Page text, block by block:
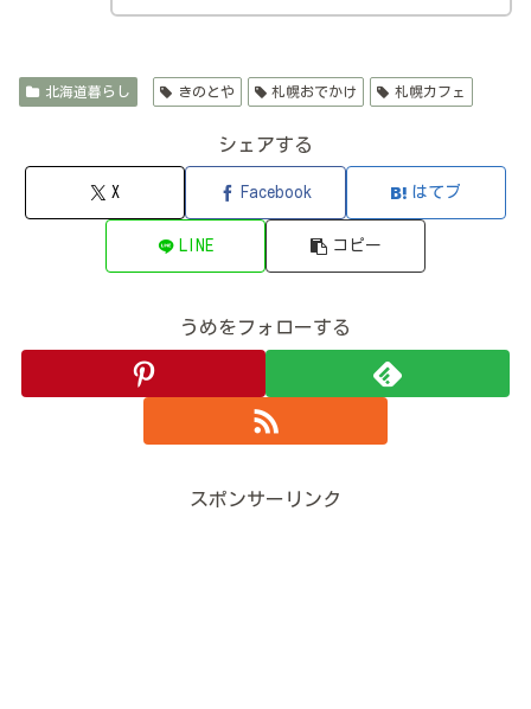
北海道暮らし きのとや 札幌おでかけ 札幌カフェ
シェアする
X Facebook はてブ
LINE コピー
うめをフォローする
スポンサーリンク